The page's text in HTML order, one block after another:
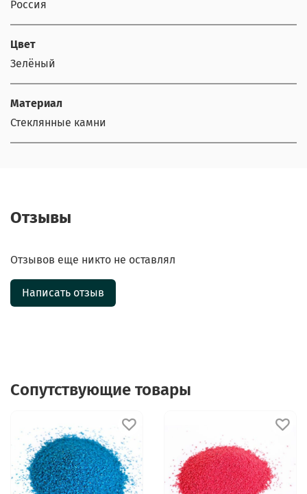
Россия
Цвет
Зелёный
Материал
Стеклянные камни
Отзывы
Отзывов еще никто не оставлял
Написать отзыв
Сопутствующие товары